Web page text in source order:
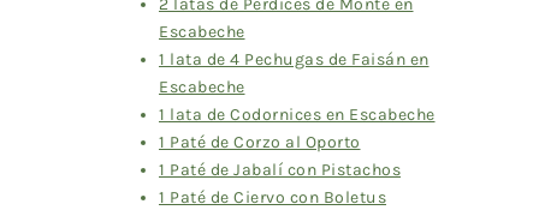
2 latas de Perdices de Monte en
Escabeche
1 lata de 4 Pechugas de Faisán en
Escabeche
1 lata de Codornices en Escabeche
1 Paté de Corzo al Oporto
1 Paté de Jabalí con Pistachos
1 Paté de Ciervo con Boletus